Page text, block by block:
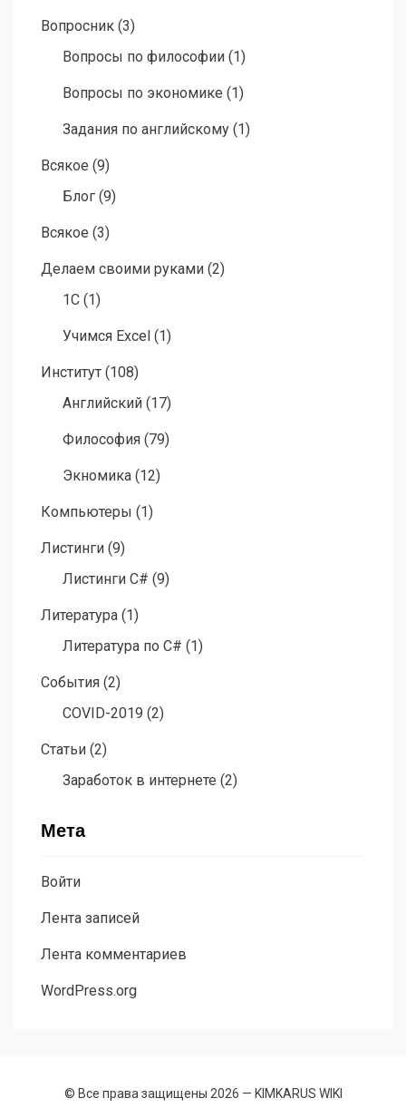
Вопросник (3)
Вопросы по философии (1)
Вопросы по экономике (1)
Задания по английскому (1)
Всякое (9)
Блог (9)
Всякое (3)
Делаем своими руками (2)
1C (1)
Учимся Excel (1)
Институт (108)
Английский (17)
Философия (79)
Экномика (12)
Компьютеры (1)
Листинги (9)
Листинги C# (9)
Литература (1)
Литература по C# (1)
События (2)
COVID-2019 (2)
Статьи (2)
Заработок в интернете (2)
Мета
Войти
Лента записей
Лента комментариев
WordPress.org
© Все права защищены 2026 — KIMKARUS WIKI